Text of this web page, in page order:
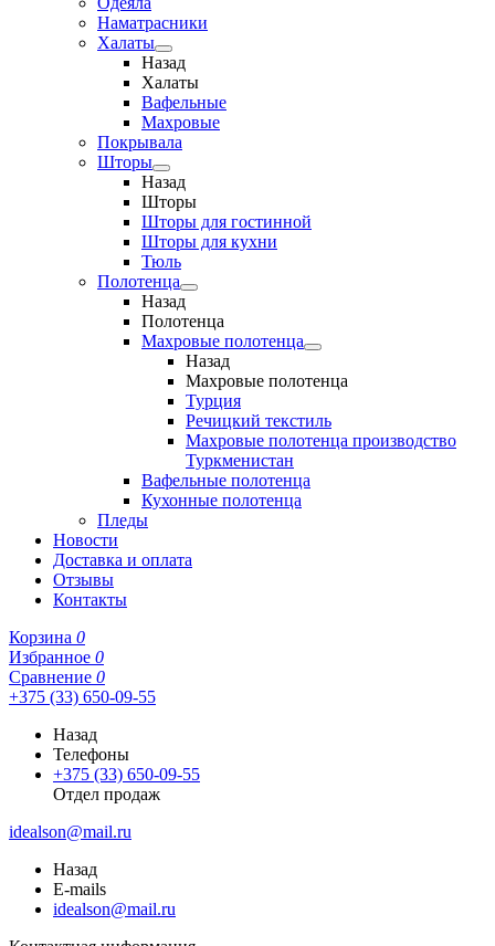
Наматрасники
Халаты
Назад
Халаты
Вафельные
Махровые
Покрывала
Шторы
Назад
Шторы
Шторы для гостинной
Шторы для кухни
Тюль
Полотенца
Назад
Полотенца
Махровые полотенца
Назад
Махровые полотенца
Турция
Речицкий текстиль
Махровые полотенца производство
Туркменистан
Вафельные полотенца
Кухонные полотенца
Пледы
Новости
Доставка и оплата
Отзывы
Контакты
Корзина 0
Избранное 0
Сравнение 0
+375 (33) 650-09-55
Назад
Телефоны
+375 (33) 650-09-55
Отдел продаж
idealson@mail.ru
Назад
E-mails
idealson@mail.ru